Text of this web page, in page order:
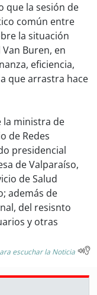
que la sesión de
común entre
la situación
Buren, en
eficiencia,
que arrastra hace
la ministra de
de Redes
presidencial
de Valparaíso,
de Salud
además de
del resisnto
y otras
escuchar la Noticia